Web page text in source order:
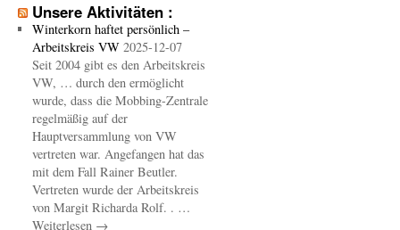
Unsere Aktivitäten :
Winterkorn haftet persönlich –
Arbeitskreis VW 2025-12-07
Seit 2004 gibt es den Arbeitskreis
VW, … durch den ermöglicht
wurde, dass die Mobbing-Zentrale
regelmäßig auf der
Hauptversammlung von VW
vertreten war. Angefangen hat das
mit dem Fall Rainer Beutler.
Vertreten wurde der Arbeitskreis
von Margit Richarda Rolf. . …
Weiterlesen →